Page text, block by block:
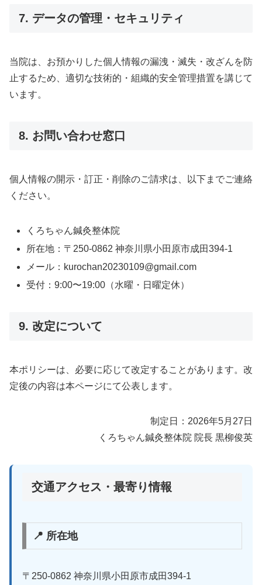
7. データの管理・セキュリティ
当院は、お預かりした個人情報の漏洩・滅失・改ざんを防
止するため、適切な技術的・組織的安全管理措置を講じて
います。
8. お問い合わせ窓口
個人情報の開示・訂正・削除のご請求は、以下までご連絡
ください。
くろちゃん鍼灸整体院
所在地：〒250-0862 神奈川県小田原市成田394-1
メール： kurochan20230109@gmail.com
受付：9:00〜19:00（水曜・日曜定休）
9. 改定について
本ポリシーは、必要に応じて改定することがあります。改
定後の内容は本ページにて公表します。
制定日：2026年5月27日
くろちゃん鍼灸整体院 院長 黒柳俊英
交通アクセス・最寄り情報
📍 所在地
〒250-0862 神奈川県小田原市成田394-1